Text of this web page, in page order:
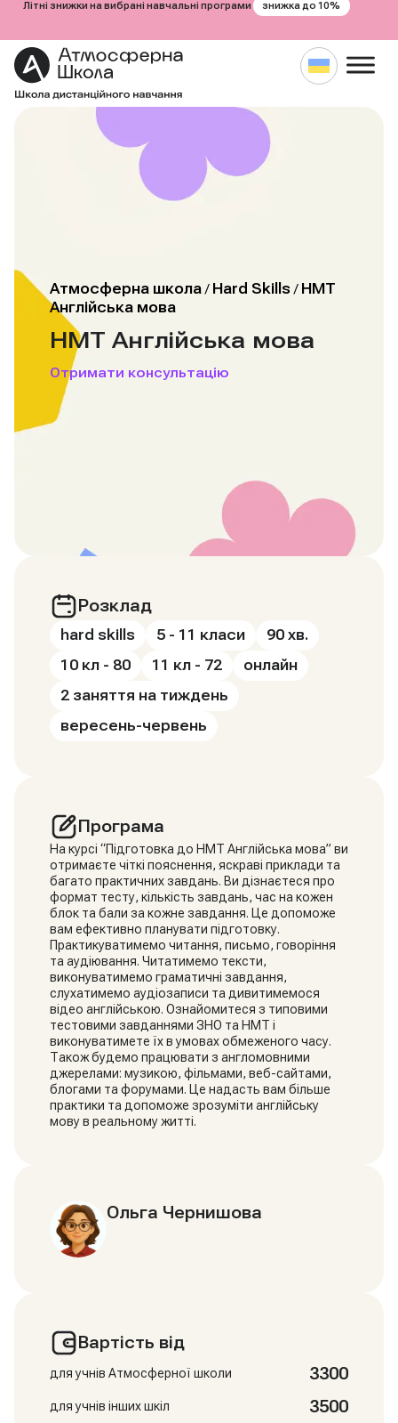
Літні знижки на вибрані навчальні програми знижка до 10%
Атмосферна школа/ Hard Skills/ НМТ
Англійська мова
НМТ Англійська мова
Отримати консультацію
Розклад
hard skills 5 - 11 класи
90 хв.
10 кл - 80
11 кл - 72
онлайн
2 заняття на тиждень
вересень-червень
Програма
На курсі “Підготовка до НМТ Англійська мова” ви
отримаєте чіткі пояснення, яскраві приклади та
багато практичних завдань. Ви дізнаєтеся про
формат тесту, кількість завдань, час на кожен
блок та бали за кожне завдання. Це допоможе
вам ефективно планувати підготовку.
Практикуватимемо читання, письмо, говоріння
та аудіювання. Читатимемо тексти,
виконуватимемо граматичні завдання,
слухатимемо аудіозаписи та дивитимемося
відео англійською. Ознайомитеся з типовими
тестовими завданнями ЗНО та НМТ і
виконуватимете їх в умовах обмеженого часу.
Також будемо працювати з англомовними
джерелами: музикою, фільмами, веб-сайтами,
блогами та форумами. Це надасть вам більше
практики та допоможе зрозуміти англійську
мову в реальному житті.
Ольга Чернишова
Вартість від
для учнів Атмосферної школи 3300
для учнів інших шкіл 3500